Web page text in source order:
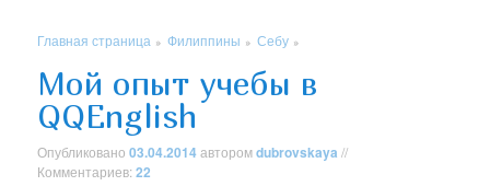
Главная страница »Филиппины »Себу »
Мой опыт учебы в
QQEnglish
Опубликовано03.04.2014авторомdubrovskaya //
Комментариев:22